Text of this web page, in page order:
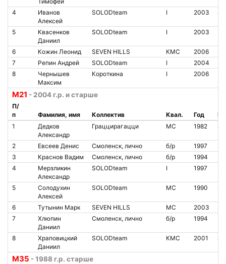
4
Иванов
Алексей
SOLODteam I 2003
5
Квасенков
Даниил
SOLODteam I 2003
6 Кожин Леонид SEVEN HILLS КМС 2006
7
Репин Андрей SOLODteam I 2004
8
Чернышев
Максим
Короткина I 2006
М21 - 2004 г.р. и старше
П/
п
Фамилия, имя Коллектив Квал. Год
№
1
Дедков
Александр
Граццирагацци МС 1982
2 Евсеев Денис Смоленск, лично б/р
1997
3
Краснов Вадим Смоленск, лично б/р
1994
4
Мерзликин
Александр
SOLODteam I 1997
5
Солодухин
Алексей
SOLODteam МС 1990
6 Тутынин Марк SEVEN HILLS МС 2003
7
Хлюпин
Даниил
Смоленск, лично б/р 1994
8
Храповицкий
Даниил
SOLODteam КМС 2001
М35 - 1988 г.р. старше